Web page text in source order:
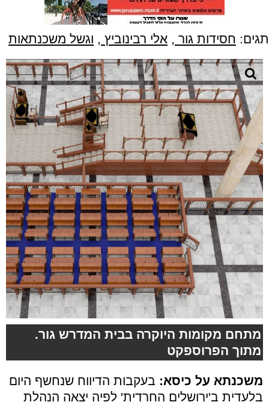
תגים: חסידות גור , אלי רבינוביץ , וגשל משכנתאות
מתחם מקומות היוקרה בבית המדרש גור.
מתוך הפרוספקט
משכנתא על כיסא: בעקבות הדיווח שנחשף היום
בלעדית ב'ירושלים החרדית' לפיה יצאה הנהלת